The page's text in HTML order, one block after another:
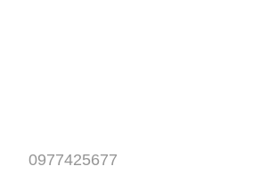
0977425677